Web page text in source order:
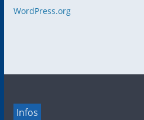
WordPress.org
Infos